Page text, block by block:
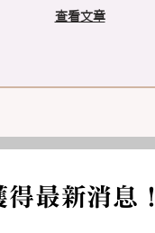
查看文章
最新消息！